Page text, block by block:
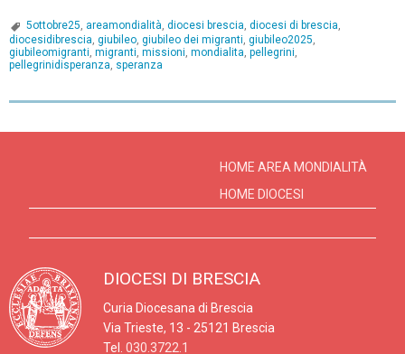
5ottobre25 areamondialità diocesi brescia diocesi di brescia
diocesidibrescia giubileo giubileo dei migranti giubileo2025
giubileomigranti migranti missioni mondialita pellegrini
pellegrinidisperanza speranza
i
g
DIOCESI DI BRESCIA
Curia Diocesana di Brescia
Via Trieste, 13 - 25121 Brescia
Tel. 030.3722.1
HOME AREA MONDIALITÀ
HOME DIOCESI